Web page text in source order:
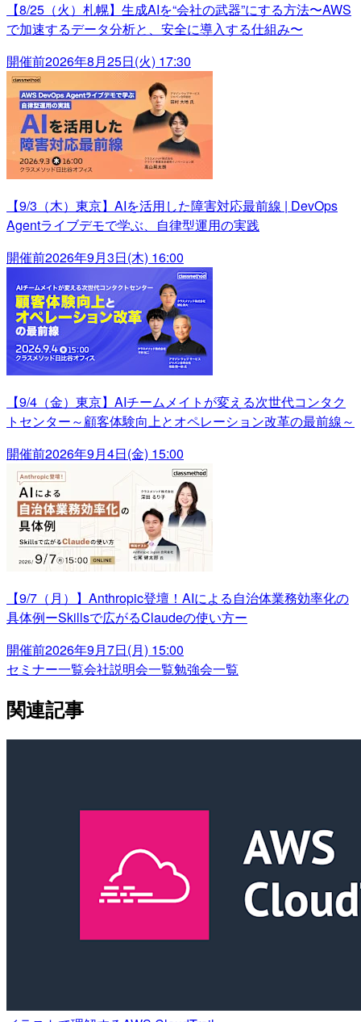
【8/25（火）札幌】生成AIを“会社の武器”にする方法〜AWS
で加速するデータ分析と、安全に導入する仕組み〜
開催前2026年8月25日(火) 17:30
【9/3（木）東京】AIを活用した障害対応最前線 | DevOps
Agentライブデモで学ぶ、自律型運用の実践
開催前2026年9月3日(木) 16:00
【9/4（金）東京】AIチームメイトが変える次世代コンタク
トセンター～顧客体験向上とオペレーション改革の最前線～
開催前2026年9月4日(金) 15:00
【9/7（月）】Anthropic登壇！AIによる自治体業務効率化の
具体例ーSkillsで広がるClaudeの使い方ー
開催前2026年9月7日(月) 15:00
セミナー一覧会社説明会一覧勉強会一覧
関連記事